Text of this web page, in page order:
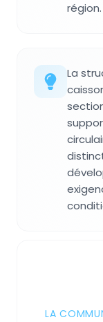
région.
La
LA